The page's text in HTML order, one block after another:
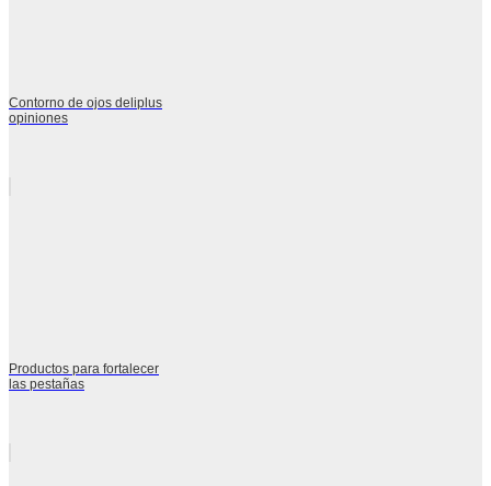
Contorno de ojos deliplus
opiniones
Productos para fortalecer
las pestañas